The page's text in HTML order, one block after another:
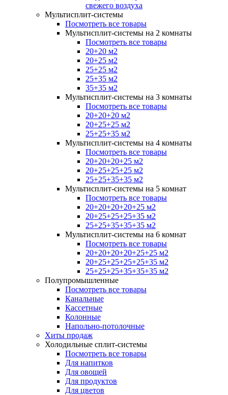
свежего воздуха
Мультисплит-системы
Посмотреть все товары
Мультисплит-системы на 2 комнаты
Посмотреть все товары
20+20 м2
20+25 м2
25+25 м2
25+35 м2
35+35 м2
Мультисплит-системы на 3 комнаты
Посмотреть все товары
20+20+20 м2
20+25+25 м2
25+25+35 м2
Мультисплит-системы на 4 комнаты
Посмотреть все товары
20+20+20+25 м2
20+25+25+25 м2
25+25+35+35 м2
Мультисплит-системы на 5 комнат
Посмотреть все товары
20+20+20+20+25 м2
20+25+25+25+35 м2
25+25+35+35+35 м2
Мультисплит-системы на 6 комнат
Посмотреть все товары
20+20+20+20+25+25 м2
20+25+25+25+25+35 м2
25+25+25+35+35+35 м2
Полупромышленные
Посмотреть все товары
Канальные
Кассетные
Колонные
Напольно-потолочные
Хиты продаж
Холодильные сплит-системы
Посмотреть все товары
Для напитков
Для овощей
Для продуктов
Для цветов